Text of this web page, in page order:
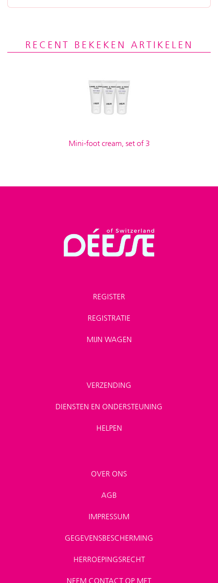
RECENT BEKEKEN ARTIKELEN
Mini-foot cream, set of 3
REGISTER
REGISTRATIE
MIJN WAGEN
VERZENDING
DIENSTEN EN ONDERSTEUNING
HELPEN
OVER ONS
AGB
IMPRESSUM
GEGEVENSBESCHERMING
HERROEPINGSRECHT
NEEM CONTACT OP MET